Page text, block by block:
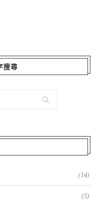
搜尋
(14)
(5)